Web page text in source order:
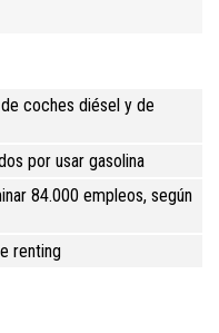
coches diésel y de
por usar gasolina
84.000 empleos, según
renting